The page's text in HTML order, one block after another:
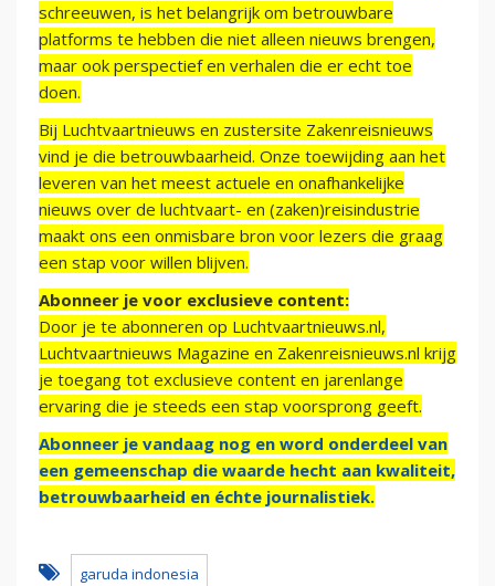
schreeuwen, is het belangrijk om betrouwbare
platforms te hebben die niet alleen nieuws brengen,
maar ook perspectief en verhalen die er echt toe
doen.
Bij Luchtvaartnieuws en zustersite Zakenreisnieuws
vind je die betrouwbaarheid. Onze toewijding aan het
leveren van het meest actuele en onafhankelijke
nieuws over de luchtvaart- en (zaken)reisindustrie
maakt ons een onmisbare bron voor lezers die graag
een stap voor willen blijven.
Abonneer je voor exclusieve content:
Door je te abonneren op Luchtvaartnieuws.nl,
Luchtvaartnieuws Magazine en Zakenreisnieuws.nl krijg
je toegang tot exclusieve content en jarenlange
ervaring die je steeds een stap voorsprong geeft.
Abonneer je vandaag nog en word onderdeel van
een gemeenschap die waarde hecht aan kwaliteit,
betrouwbaarheid en échte journalistiek.
garuda indonesia